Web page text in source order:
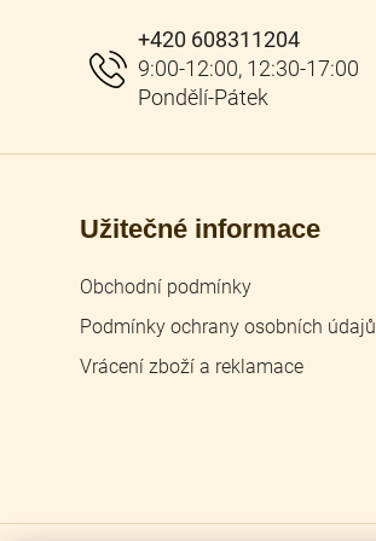
+420 608311204
Užitečné informace
Obchodní podmínky
Podmínky ochrany osobních údajů
Vrácení zboží a reklamace